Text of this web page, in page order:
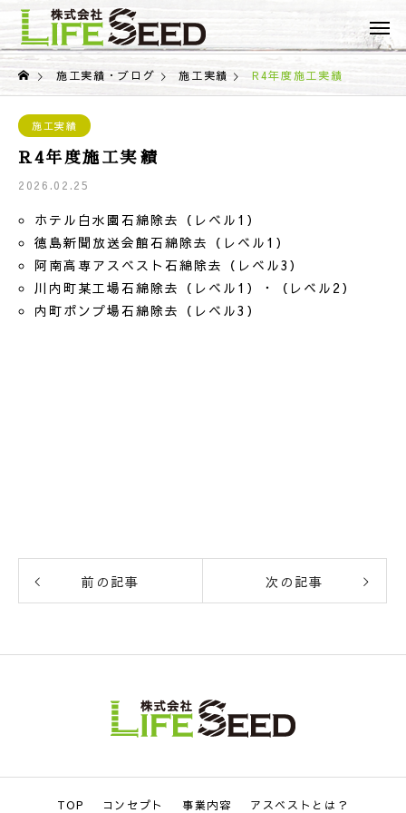
施工実績・ブログ 施工実績 R4年度施工実績
施工実績
R4年度施工実績
2026.02.25
ホテル白水園石綿除去（レベル1）
徳島新聞放送会館石綿除去（レベル1）
阿南高専アスベスト石綿除去（レベル3）
川内町某工場石綿除去（レベル1）・（レベル2）
内町ポンプ場石綿除去（レベル3）
前の記事 次の記事
TOP コンセプト 事業内容 アスベストとは？